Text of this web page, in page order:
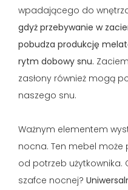
wpadającego do
gdyż przebywanie w
pobudza produkcję
rytm dobowy snu.
zasłony również mogą
naszego snu.
Ważnym elementem
nocna. Ten mebel może
od potrzeb użytkownika.
szafce nocnej?